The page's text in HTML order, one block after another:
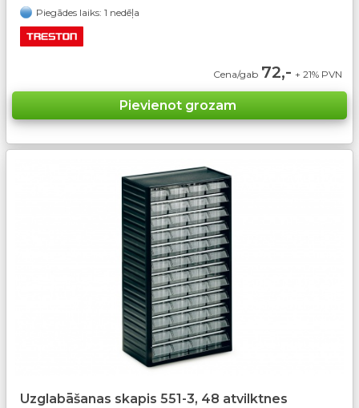
Piegādes laiks: 1 nedēļa
Cena/gab 72,- + 21% PVN
Uzglabāšanas skapis 551-3, 48 atvilktnes